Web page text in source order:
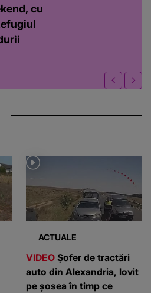
ACTUALE
VIDEO Șofer de tractări
auto din Alexandria, lovit
pe șosea în timp ce